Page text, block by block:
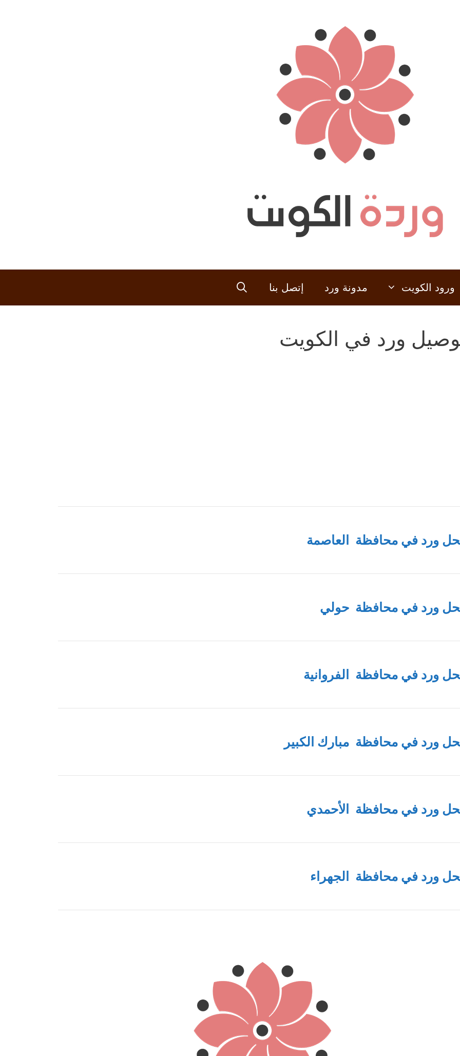
ورود الكويت مدونة ورد إتصل بنا
ورد في الكويت
ورد في محافظة العاصمة
ورد في محافظة حولي
ورد في محافظة الفروانية
ورد في محافظة مبارك الكبير
ورد في محافظة الأحمدي
ورد في محافظة الجهراء